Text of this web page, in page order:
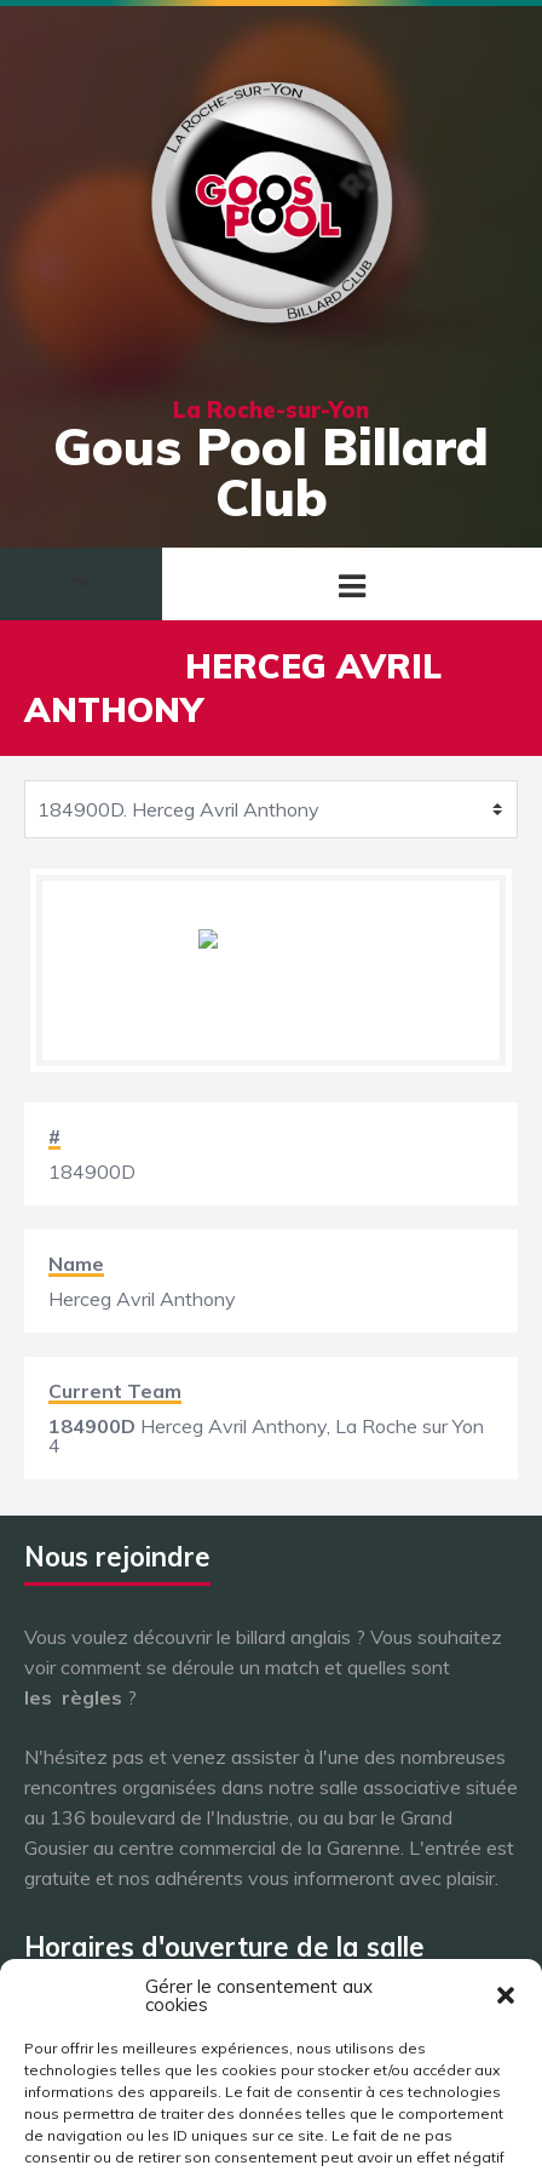
Gérer le consentement aux
cookies
Pour offrir les meilleures expériences, nous utilisons des
technologies telles que les cookies pour stocker et/ou accéder aux
informations des appareils. Le fait de consentir à ces technologies
nous permettra de traiter des données telles que le comportement
de navigation ou les ID uniques sur ce site. Le fait de ne pas
consentir ou de retirer son consentement peut avoir un effet négatif
La Roche-sur-Yon
Gous Pool Billard
Club
HERCEG AVRIL
ANTHONY
#
184900D
Name
Herceg Avril Anthony
Current Team
184900D Herceg Avril Anthony, La Roche sur Yon
4
Nous rejoindre
Vous voulez découvrir le billard anglais ? Vous souhaitez
voir comment se déroule un match et quelles sont
les règles ?
N'hésitez pas et venez assister à l'une des nombreuses
rencontres organisées dans notre salle associative située
au 136 boulevard de l'Industrie, ou au bar le Grand
Gousier au centre commercial de la Garenne. L'entrée est
gratuite et nos adhérents vous informeront avec plaisir.
Horaires d'ouverture de la salle
Mardi 8h - 23h
Mercredi - 8h - 23h
Jeudi 8h - 23h
Vendredi 8h - 23h